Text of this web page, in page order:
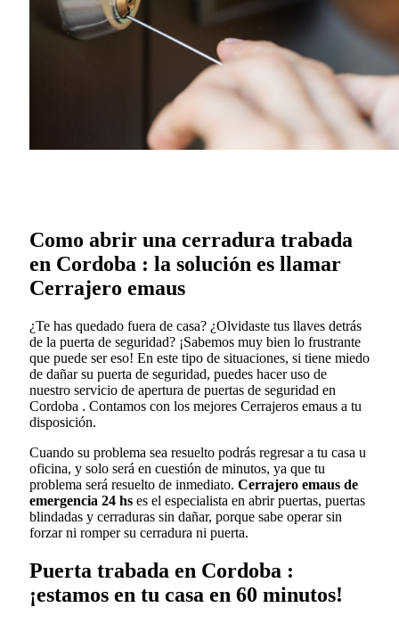
Como abrir una cerradura trabada
en Cordoba : la solución es llamar
Cerrajero emaus
¿Te has quedado fuera de casa? ¿Olvidaste tus llaves detrás
de la puerta de seguridad? ¡Sabemos muy bien lo frustrante
que puede ser eso! En este tipo de situaciones, si tiene miedo
de dañar su puerta de seguridad, puedes hacer uso de
nuestro servicio de apertura de puertas de seguridad en
Cordoba . Contamos con los mejores Cerrajeros emaus a tu
disposición.
Cuando su problema sea resuelto podrás regresar a tu casa u
oficina, y solo será en cuestión de minutos, ya que tu
problema será resuelto de inmediato. Cerrajero emaus de
emergencia 24 hs es el especialista en abrir puertas, puertas
blindadas y cerraduras sin dañar, porque sabe operar sin
forzar ni romper su cerradura ni puerta.
Puerta trabada en Cordoba :
¡estamos en tu casa en 60 minutos!